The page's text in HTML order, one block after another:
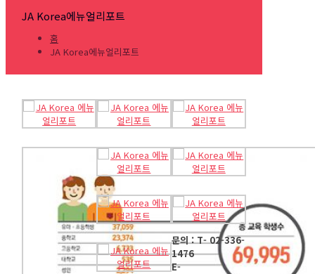
JA Korea에뉴얼리포트
홈
JA Korea에뉴얼리포트
문의 : T- 02-336-
1476
E-